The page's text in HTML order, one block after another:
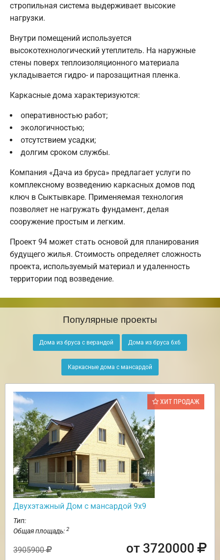
стропильная система выдерживает высокие
нагрузки.
Внутри помещений используется
высокотехнологический утеплитель. На наружные
стены поверх теплоизоляционного материала
укладывается гидро- и парозащитная пленка.
Каркасные дома характеризуются:
оперативностью работ;
экологичностью;
отсутствием усадки;
долгим сроком службы.
Компания «Дача из бруса» предлагает услуги по
комплексному возведению каркасных домов под
ключ в Сыктывкаре. Применяемая технология
позволяет не нагружать фундамент, делая
сооружение простым и легким.
Проект 94 может стать основой для планирования
будущего жилья. Стоимость определяет сложность
проекта, используемый материал и удаленность
территории под возведение.
Популярные проекты
Дома из бруса с верандой Дома из бруса 6х6
Каркасные дома с мансардой
ХИТ ПРОДАЖ
Двухэтажный Дом с мансардой 9х9
Тип:
Общая площадь: 2
3905900 от 3720000